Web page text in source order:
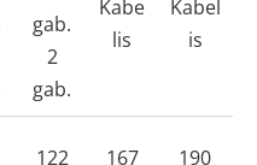
gab.
2
gab.
Kabe
lis
Kabel
is
122
167
190